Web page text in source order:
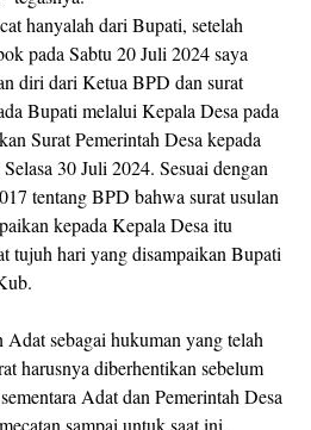
hanyalah dari Bupati, setelah
pada Sabtu 20 Juli 2024 saya
diri dari Ketua BPD dan surat
Bupati melalui Kepala Desa pada
Surat Pemerintah Desa kepada
30 Juli 2024. Sesuai dengan
tentang BPD bahwa surat usulan
kepada Kepala Desa itu
tujuh hari yang disampaikan Bupati
sebagai hukuman yang telah
harusnya diberhentikan sebelum
Adat dan Pemerintah Desa